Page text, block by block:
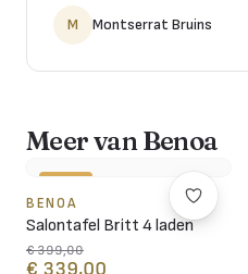
M Montserrat Bruins
Meer van Benoa
BENOA
Salontafel Britt 4 laden
€ 399,00
€ 339,00